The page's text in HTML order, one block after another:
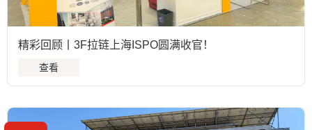
精彩回顾丨3F拉链上海ISPO圆满收官！
查看